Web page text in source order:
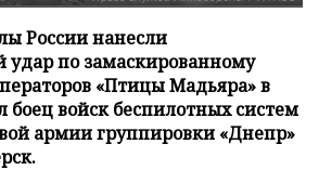
России нанесли
по замаскированному
«Птицы Мадьяра» в
боец войск беспилотных систем
армии группировки «Днепр»